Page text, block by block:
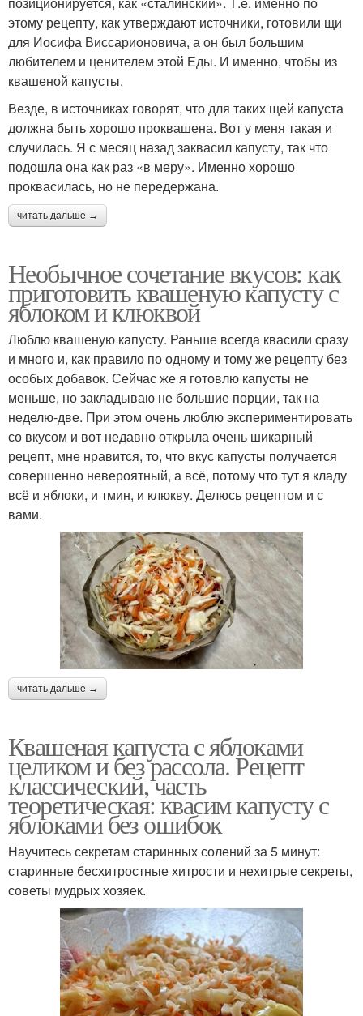
этому рецепту, как утверждают источники, готовили щи
для Иосифа Виссарионовича, а он был большим
любителем и ценителем этой Еды. И именно, чтобы из
квашеной капусты.
Везде, в источниках говорят, что для таких щей капуста
должна быть хорошо проквашена. Вот у меня такая и
случилась. Я с месяц назад заквасил капусту, так что
подошла она как раз «в меру». Именно хорошо
проквасилась, но не передержана.
читать дальше →
Необычное сочетание вкусов: как
приготовить квашеную капусту с
яблоком и клюквой
Люблю квашеную капусту. Раньше всегда квасили сразу
и много и, как правило по одному и тому же рецепту без
особых добавок. Сейчас же я готовлю капусты не
меньше, но закладываю не большие порции, так на
неделю-две. При этом очень люблю экспериментировать
со вкусом и вот недавно открыла очень шикарный
рецепт, мне нравится, то, что вкус капусты получается
совершенно невероятный, а всё, потому что тут я кладу
всё и яблоки, и тмин, и клюкву. Делюсь рецептом и с
вами.
читать дальше →
Квашеная капуста с яблоками
целиком и без рассола. Рецепт
классический, часть
теоретическая: квасим капусту с
яблоками без ошибок
Научитесь секретам старинных солений за 5 минут:
старинные бесхитростные хитрости и нехитрые секреты,
советы мудрых хозяек.